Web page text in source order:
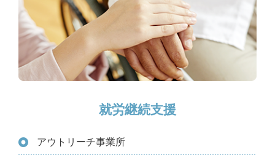
就労継続支援
アウトリーチ事業所